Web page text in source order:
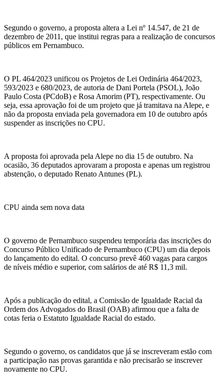
Segundo o governo, a proposta altera a Lei nº 14.547, de 21 de
dezembro de 2011, que institui regras para a realização de concursos
públicos em Pernambuco.
O PL 464/2023 unificou os Projetos de Lei Ordinária 464/2023,
593/2023 e 680/2023, de autoria de Dani Portela (PSOL), João
Paulo Costa (PCdoB) e Rosa Amorim (PT), respectivamente. Ou
seja, essa aprovação foi de um projeto que já tramitava na Alepe, e
não da proposta enviada pela governadora em 10 de outubro após
suspender as inscrições no CPU.
A proposta foi aprovada pela Alepe no dia 15 de outubro. Na
ocasião, 36 deputados aprovaram a proposta e apenas um registrou
abstenção, o deputado Renato Antunes (PL).
CPU ainda sem nova data
O governo de Pernambuco suspendeu temporária das inscrições do
Concurso Público Unificado de Pernambuco (CPU) um dia depois
do lançamento do edital. O concurso prevê 460 vagas para cargos
de níveis médio e superior, com salários de até R$ 11,3 mil.
Após a publicação do edital, a Comissão de Igualdade Racial da
Ordem dos Advogados do Brasil (OAB) afirmou que a falta de
cotas feria o Estatuto Igualdade Racial do estado.
Segundo o governo, os candidatos que já se inscreveram estão com
a participação nas provas garantida e não precisarão se inscrever
novamente no CPU.